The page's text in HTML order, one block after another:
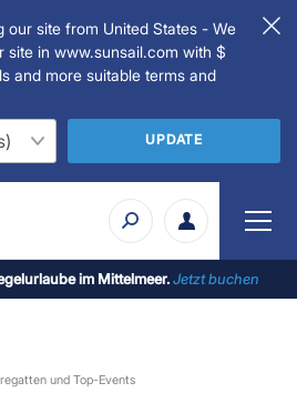
our site from United States - We
site in www.sunsail.com with $
and more suitable terms and
UPDATE
im Mittelmeer.Jetzt buchen
und Top-Events